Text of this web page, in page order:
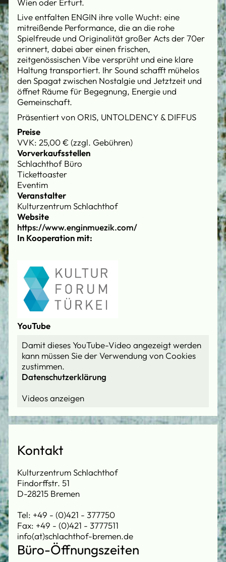
Live entfalten ENGIN ihre volle Wucht: eine
mitreißende Performance, die an die rohe
Spielfreude und Originalität großer Acts der 70er
erinnert, dabei aber einen frischen,
zeitgenössischen Vibe versprüht und eine klare
Haltung transportiert. Ihr Sound schafft mühelos
den Spagat zwischen Nostalgie und Jetztzeit und
öffnet Räume für Begegnung, Energie und
Gemeinschaft.
Präsentiert von ORIS, UNTOLDENCY & DIFFUS
Preise
VVK: 25,00 € (zzgl. Gebühren)
Vorverkaufsstellen
Schlachthof Büro
Tickettoaster
Eventim
Veranstalter
Kulturzentrum Schlachthof
Website
https://www.enginmuezik.com/
In Kooperation mit:
YouTube
Damit dieses YouTube-Video angezeigt werden
kann müssen Sie der Verwendung von Cookies
zustimmen.
Datenschutzerklärung
Kontakt
Kulturzentrum Schlachthof
Findorffstr. 51
D-28215 Bremen
Tel: +49 - (0)421 - 377750
Fax: +49 - (0)421 - 3777511
info(at)schlachthof-bremen.de
Büro-Öffnungszeiten